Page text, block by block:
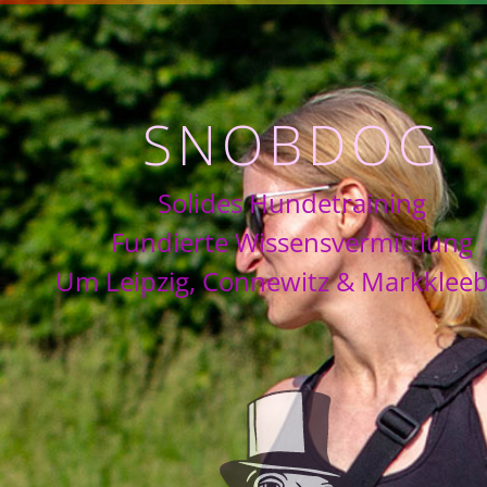
snobdog
SolidesHundetraining
FundierteWissensvermittlung
UmLeipzig,Connewitz&